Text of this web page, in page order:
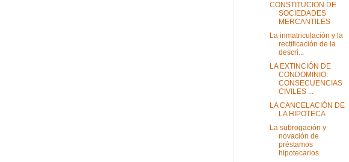
CONSTITUCION DE
SOCIEDADES
MERCANTILES
La inmatriculación y la
rectificación de la
descri...
LA EXTINCIÓN DE
CONDOMINIO:
CONSECUENCIAS
CIVILES ...
LA CANCELACIÓN DE
LA HIPOTECA
La subrogación y
novación de
préstamos
hipotecarios.